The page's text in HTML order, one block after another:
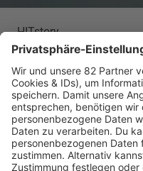
HITstory
*NSYNC – Merry
Holidays
*NSYNC brachten kurz
Weihnachtsalbum raus!
Singleauskopplung:
– Aber wusstet ihr, dass